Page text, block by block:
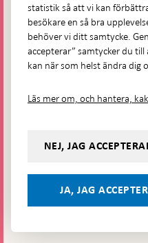
Frågor och svar-
Öppnas
i
ny
flik
Till Riksbankens
Presskontakt
Integritetspolicy
Följ oss på sociala medier
YouTubeDela på:
Facebook
i ny flik
Dela på:
Instagram
i ny flik
Dela
på:
Bluesky
Öppnas
statistik så att vi kan
besökare en så bra
behöver vi ditt samtycke.
accepterar” samtycker du
kan när som helst ändra dig
Läs mer om, och hantera,
NEJ, JAG
JA, JAG